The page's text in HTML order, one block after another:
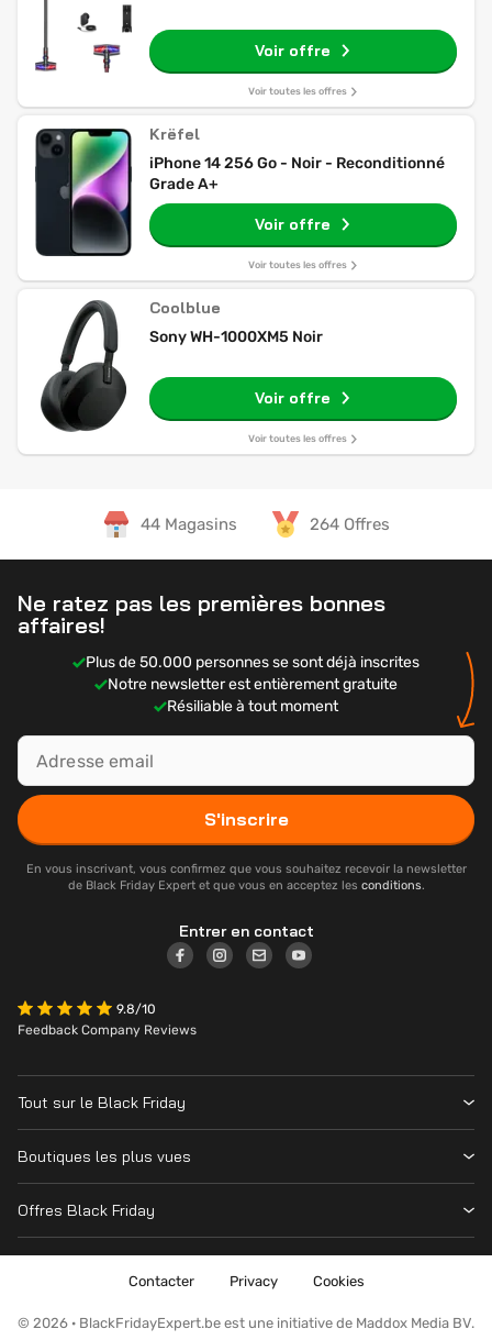
Voir offre
Voir toutes les offres
Krëfel
iPhone 14 256 Go - Noir - Reconditionné
Grade A+
Voir offre
Voir toutes les offres
Coolblue
Sony WH-1000XM5 Noir
Voir offre
Voir toutes les offres
44 Magasins 264 Offres
Ne ratez pas les premières bonnes
affaires!
Plus de 50.000 personnes se sont déjà inscrites
Notre newsletter est entièrement gratuite
Résiliable à tout moment
S'inscrire
En vous inscrivant, vous confirmez que vous souhaitez recevoir la newsletter
de Black Friday Expert et que vous en acceptez les conditions.
Entrer en contact
9.8/10
Feedback Company Reviews
Tout sur le Black Friday
Magasins
Cyber Monday
Boutiques les plus vues
MediaMarkt
Fnac
Offres Black Friday
© 2026 · BlackFridayExpert.be est une initiative de Maddox Media BV.
Contacter Privacy Cookies